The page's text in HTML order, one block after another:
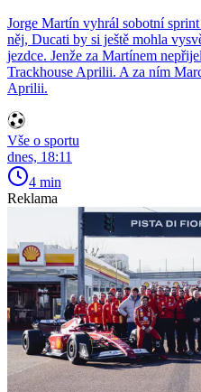
Jorge Martín vyhrál sobotní
něj, Ducati by si ještě mohla
jezdce. Jenže za Martínem
Trackhouse Aprilii. A za ním
Aprilii.
Vše o sportu
dnes, 18:11
4 min
Reklama